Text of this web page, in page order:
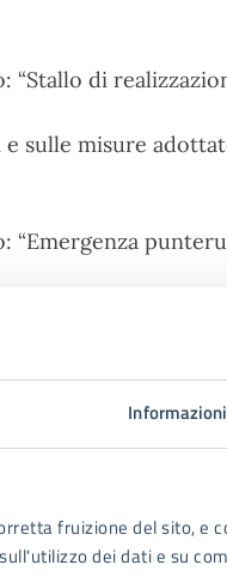
fruizione del sito, e
dei dati e su
di
sulle misure
“Emergenza
“stato di
dell’infanzia a
familiari